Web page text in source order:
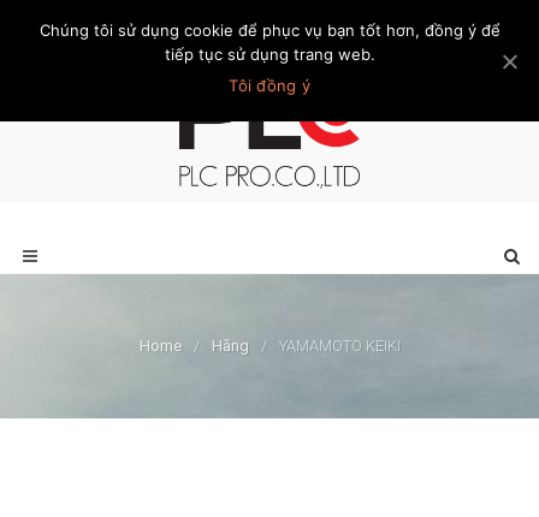
Trang chủ Giới thiệu Khách hàng Liên hệ Thành viên
Home / Hãng / YAMAMOTO KEIKI
Chúng tôi sử dụng cookie để phục vụ bạn tốt hơn, đồng ý để
tiếp tục sử dụng trang web.
Tôi đồng ý